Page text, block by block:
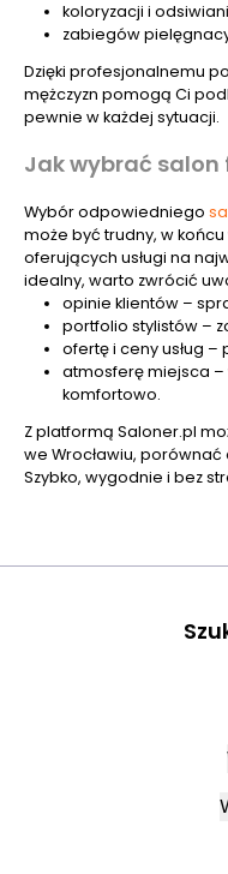
koloryzacji i
zabiegów
Dzięki profesjonalnemu
mężczyzn pomogą Ci
pewnie w każdej sytuacji.
Jak wybrać salon
Wybór odpowiedniego
może być trudny, w
oferujących usługi na
idealny, warto zwrócić
opinie klientów –
portfolio stylistów –
ofertę i ceny usług
atmosferę miejsca –
komfortowo.
Z platformą Saloner.pl
we Wrocławiu,
Szybko, wygodnie i bez